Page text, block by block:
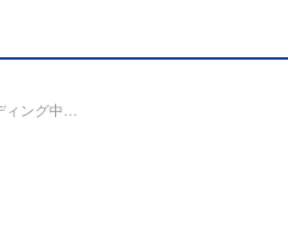
当に好きにならないでいら
ィング中…